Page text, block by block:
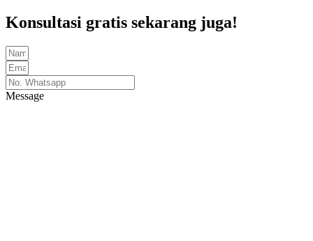
Konsultasi gratis sekarang juga!
Message